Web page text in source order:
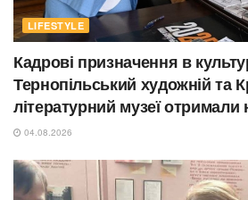
LIFESTYLE
Кадрові призначення в
Тернопільський художній та
літературний музеї отримали
04.08.2026